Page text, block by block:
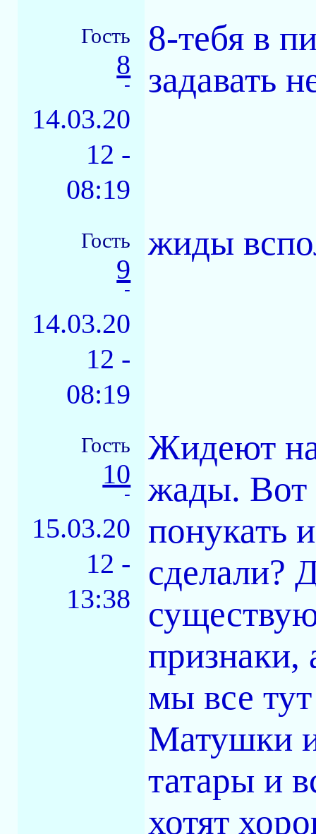
Гость
8
-
14.03.20
12 -
08:19
8-тебя в
задавать
Гость
9
-
14.03.20
12 -
08:19
жиды
Гость
10
-
15.03.20
12 -
13:38
Жидеют
жады. Вот
понукать
сделали?
признаки,
мы все
Матушки
татары и
хотят